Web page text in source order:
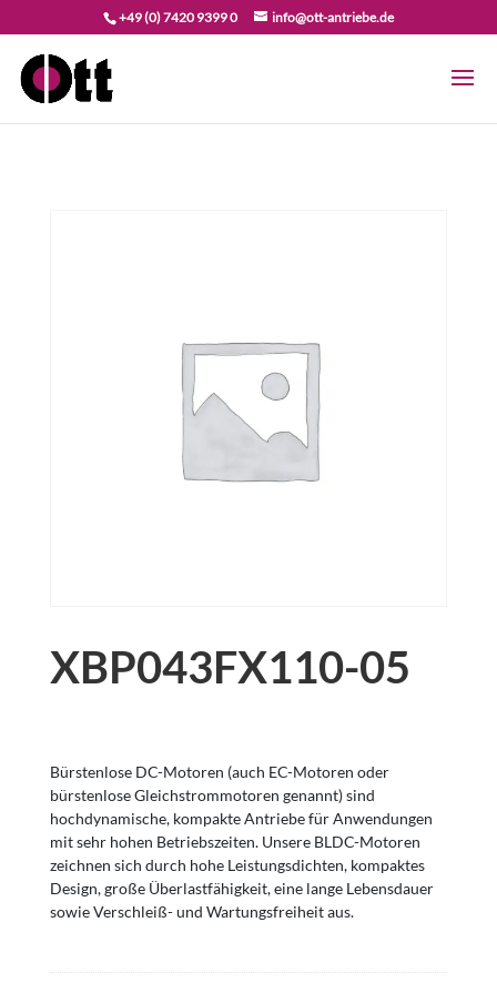
+49 (0) 7420 9399 0 info@ott-antriebe.de
XBP043FX110-05
Bürstenlose DC-Motoren (auch EC-Motoren oder
bürstenlose Gleichstrommotoren genannt) sind
hochdynamische, kompakte Antriebe für Anwendungen
mit sehr hohen Betriebszeiten. Unsere BLDC-Motoren
zeichnen sich durch hohe Leistungsdichten, kompaktes
Design, große Überlastfähigkeit, eine lange Lebensdauer
sowie Verschleiß- und Wartungsfreiheit aus.